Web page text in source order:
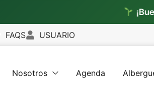
FAQS USUARIO
Nosotros Agenda